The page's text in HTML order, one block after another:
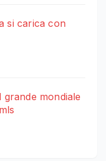
si carica con
grande mondiale